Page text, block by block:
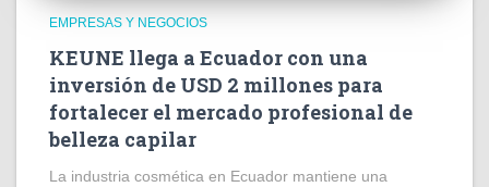
EMPRESAS Y NEGOCIOS
KEUNE llega a Ecuador con una
inversión de USD 2 millones para
fortalecer el mercado profesional de
belleza capilar
La industria cosmética en Ecuador mantiene una